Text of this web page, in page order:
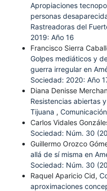
Apropiaciones
personas
Rastreadoras del
2019: Año 16
Francisco Sierra
Golpes mediáticos y
guerra irregular en
Sociedad: 2020: Año
Diana Denisse
Resistencias abiertas
Tijuana ,
Carlos Vidales
Sociedad: Núm. 30
Guillermo Orozco
allá de sí misma en
Sociedad: Núm. 30
Raquel Aparicio Cid,
aproximaciones